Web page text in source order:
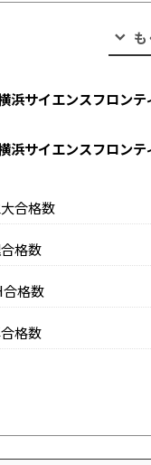
も
浜サイエンスフロン
浜サイエンスフロン
合格数
格数
合格数
格数